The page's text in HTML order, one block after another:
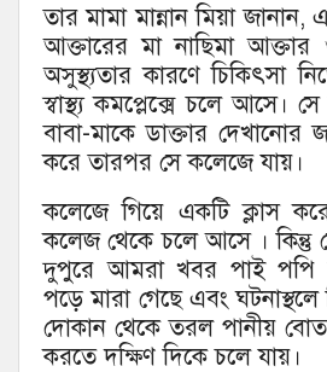
তার মামা মান্নান মিয়া
আক্তারের মা নাছিমা আক্তার
অসুস্থ্যতার কারণে চিকিৎসা
স্বাস্থ্য কমপ্লেক্সে চলে আসে।
বাবা-মাকে ডাক্তার দেখানোর
করে তারপর সে কলেজে যায়।
কলেজে গিয়ে একটি ক্লাস
কলেজ থেকে চলে আসে । কিন্তু
দুপুরে আমরা খবর পাই পপি
পড়ে মারা গেছে এবং
দোকান থেকে তরল পানীয়
করতে দক্ষিণ দিকে চলে যায়।